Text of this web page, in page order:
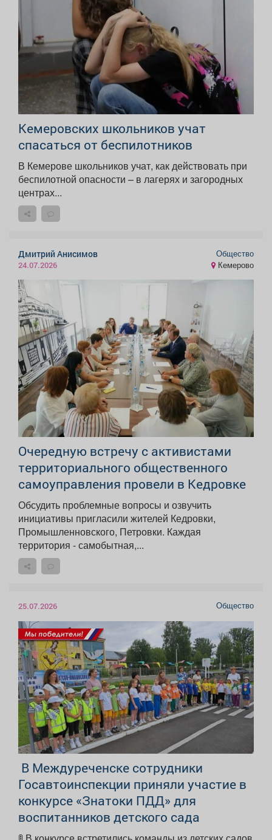
Кемеровских школьников учат
спасаться от беспилотников
В Кемерове школьников учат, как действовать при
беспилотной опасности – в лагерях и загородных
центрах...
Дмитрий Анисимов
24.07.2026
Общество
Кемерово
Очередную встречу с активистами
территориального общественного
самоуправления провели в Кедровке
Обсудить проблемные вопросы и озвучить
инициативы пригласили жителей Кедровки,
Промышленновского, Петровки. Каждая
территория - самобытная,...
25.07.2026 Общество
‍ В Междуреченске сотрудники
Госавтоинспекции приняли участие в
конкурсе «Знатоки ПДД» для
воспитанников детского сада